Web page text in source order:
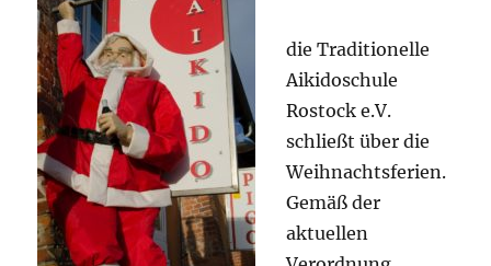
die Traditionelle
Aikidoschule
Rostock e.V.
schließt über die
Weihnachtsferien.
Gemäß der
aktuellen